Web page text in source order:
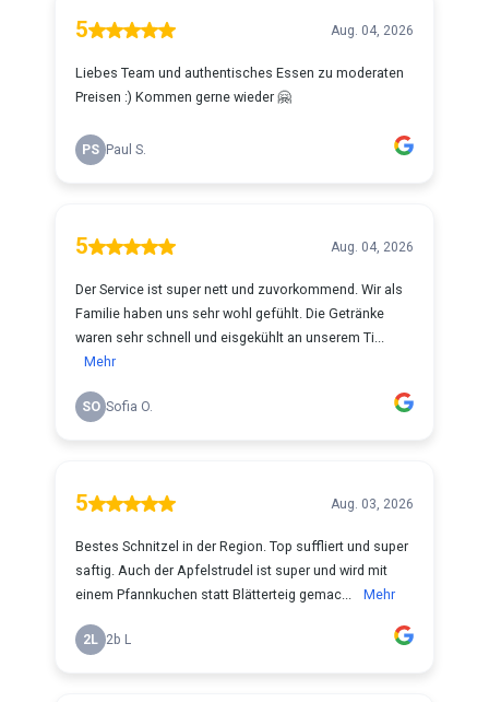
5 Aug. 04, 2026
Liebes Team und authentisches Essen zu moderaten
Preisen :) Kommen gerne wieder 🤗
PS Paul S.
5 Aug. 04, 2026
Der Service ist super nett und zuvorkommend. Wir als
Familie haben uns sehr wohl gefühlt. Die Getränke
waren sehr schnell und eisgekühlt an unserem Ti...
Mehr
SO Sofia O.
5 Aug. 03, 2026
Bestes Schnitzel in der Region. Top suffliert und super
saftig. Auch der Apfelstrudel ist super und wird mit
einem Pfannkuchen statt Blätterteig gemac...
Mehr
2L 2b L